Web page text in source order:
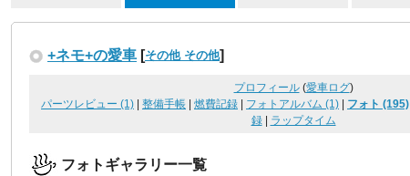
+ネモ+の愛車 [その他 その他]
プロフィール(愛車ログ)
パーツレビュー (1)
整備手帳 燃費記録 フォトアルバム (1) フォト (195)
録| ラップタイム
フォトギャラリー一覧